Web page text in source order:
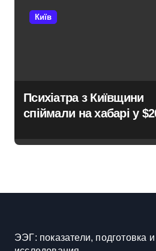
Київ
Психіатра з Київщини
спіймали на хабарі у
ЭЭГ: показатели, подготовка